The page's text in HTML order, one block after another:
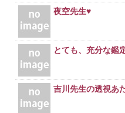
夜空先生♥
とても、充分な鑑
吉川先生の透視あ